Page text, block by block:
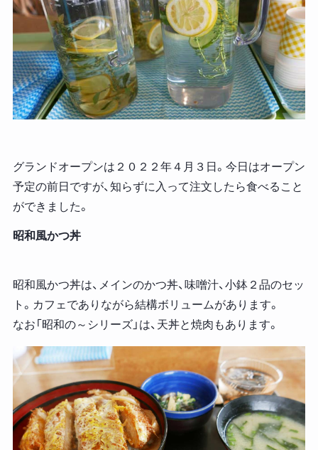
グランドオープンは２０２２年４月３日。今日はオープン
予定の前日ですが、知らずに入って注文したら食べること
ができました。
昭和風かつ丼
昭和風かつ丼は、メインのかつ丼、味噌汁、小鉢２品のセッ
ト。カフェでありながら結構ボリュームがあります。
なお「昭和の～シリーズ」は、天丼と焼肉もあります。